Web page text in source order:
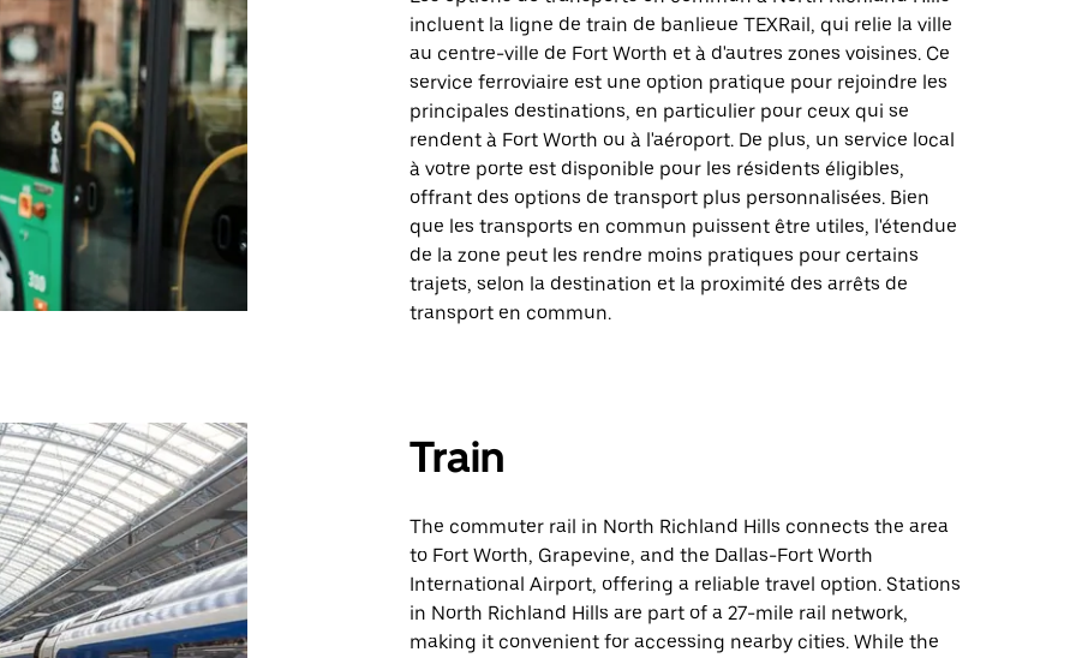
incluent la ligne de train de banlieue TEXRail, qui relie la ville
au centre-ville de Fort Worth et à d'autres zones voisines. Ce
service ferroviaire est une option pratique pour rejoindre les
principales destinations, en particulier pour ceux qui se
rendent à Fort Worth ou à l'aéroport. De plus, un service local
à votre porte est disponible pour les résidents éligibles,
offrant des options de transport plus personnalisées. Bien
que les transports en commun puissent être utiles, l'étendue
de la zone peut les rendre moins pratiques pour certains
trajets, selon la destination et la proximité des arrêts de
transport en commun.
Train
The commuter rail in North Richland Hills connects the area
to Fort Worth, Grapevine, and the Dallas-Fort Worth
International Airport, offering a reliable travel option. Stations
in North Richland Hills are part of a 27-mile rail network,
making it convenient for accessing nearby cities. While the